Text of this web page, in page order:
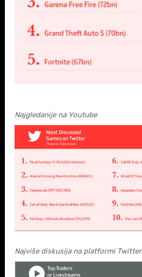
Najgledanije na Youtube
Najviše diskusija na platformi Twitter